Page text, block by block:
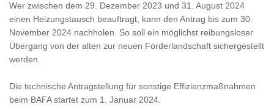
Wer zwischen dem 29. Dezember 2023 und 31. August 2024
einen Heizungstausch beauftragt, kann den Antrag bis zum 30.
November 2024 nachholen. So soll ein möglichst reibungsloser
Übergang von der alten zur neuen Förderlandschaft sichergestellt
werden.
Die technische Antragstellung für sonstige Effizienzmaßnahmen
beim BAFA startet zum 1. Januar 2024.